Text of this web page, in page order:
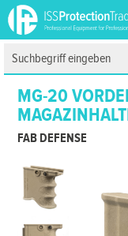
MG-20
FAB DEFENSE